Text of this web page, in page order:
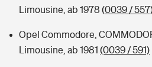
Limousine, ab 1978 (0039 /
Opel Commodore,
Limousine, ab 1981 (0039 / 591)